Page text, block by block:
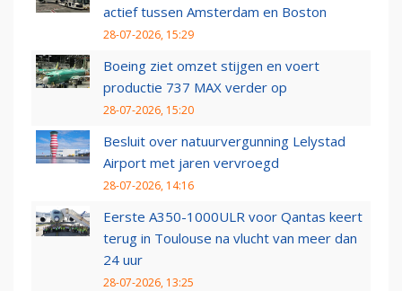
actief tussen Amsterdam en Boston
28-07-2026, 15:29
Boeing ziet omzet stijgen en voert
productie 737 MAX verder op
28-07-2026, 15:20
Besluit over natuurvergunning Lelystad
Airport met jaren vervroegd
28-07-2026, 14:16
Eerste A350-1000ULR voor Qantas keert
terug in Toulouse na vlucht van meer dan
24 uur
28-07-2026, 13:25